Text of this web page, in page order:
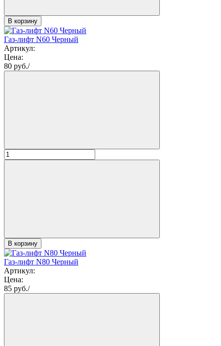
В корзину
Газ-лифт N60 Черный
Артикул:
Цена:
80 руб./
В корзину
Газ-лифт N80 Черный
Артикул:
Цена:
85 руб./